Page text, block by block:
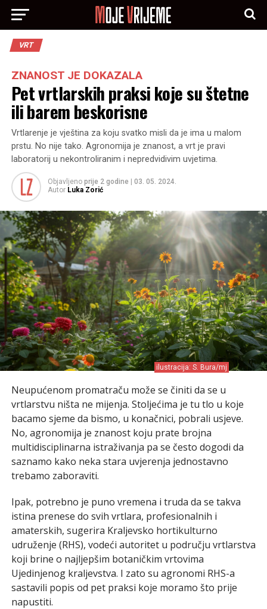
VRT
ZNANOST JE DOKAZALA
Pet vrtlarskih praksi koje su štetne
ili barem beskorisne
Vrtlarenje je vještina za koju svatko misli da je ima u malom
prstu. No nije tako. Agronomija je znanost, a vrt je pravi
laboratorij u nekontroliranim i nepredvidivim uvjetima.
Objavljeno prije 2 godine
03. 05. 2024.
Autor Luka Zorić
ilustracija: S. Bura/mj
Neupućenom promatraču može se činiti da se u
vrtlarstvu ništa ne mijenja. Stoljećima je tu tlo u koje
bacamo sjeme da bismo, u konačnici, pobrali usjeve.
No, agronomija je znanost koju prate brojna
multidisciplinarna istraživanja pa se često dogodi da
saznamo kako neka stara uvjerenja jednostavno
trebamo zaboraviti.
Ipak, potrebno je puno vremena i truda da se takva
istina prenese do svih vrtlara, profesionalnih i
amaterskih, sugerira Kraljevsko hortikulturno
udruženje (RHS), vodeći autoritet u području vrtlarstva
koji brine o najljepšim botaničkim vrtovima
Ujedinjenog kraljevstva. I zato su agronomi RHS-a
sastavili popis od pet praksi koje moramo što prije
napustiti.